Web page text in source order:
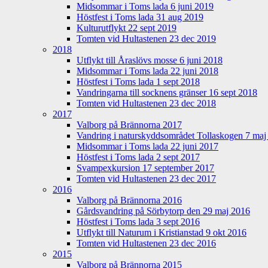
Midsommar i Toms lada 6 juni 2019
Höstfest i Toms lada 31 aug 2019
Kulturutflykt 22 sept 2019
Tomten vid Hultastenen 23 dec 2019
2018
Utflykt till Åraslövs mosse 6 juni 2018
Midsommar i Toms lada 22 juni 2018
Höstfest i Toms lada 1 sept 2018
Vandringarna till socknens gränser 16 sept 2018
Tomten vid Hultastenen 23 dec 2018
2017
Valborg på Brännorna 2017
Vandring i naturskyddsområdet Tollaskogen 7
Midsommar i Toms lada 22 juni 2017
Höstfest i Toms lada 2 sept 2017
Svampexkursion 17 september 2017
Tomten vid Hultastenen 23 dec 2017
2016
Valborg på Brännorna 2016
Gårdsvandring på Sörbytorp den 29 maj 2016
Höstfest i Toms lada 3 sept 2016
Utflykt till Naturum i Kristianstad 9 okt 2016
Tomten vid Hultastenen 23 dec 2016
2015
Valborg på Brännorna 2015